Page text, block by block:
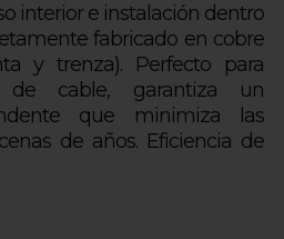
interior e instalación dentro
fabricado en cobre
y trenza). Perfecto para
de cable, garantiza un
que minimiza las
de años. Eficiencia de